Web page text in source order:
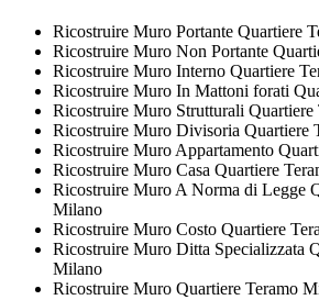
Ricostruire Muro Portante Quartiere
Ricostruire Muro Non Portante
Ricostruire Muro Interno Quartiere
Ricostruire Muro In Mattoni forati
Ricostruire Muro Strutturali
Ricostruire Muro Divisoria Quartiere
Ricostruire Muro Appartamento
Ricostruire Muro Casa Quartiere
Ricostruire Muro A Norma di Legge
Milano
Ricostruire Muro Costo Quartiere
Ricostruire Muro Ditta Specializzata
Milano
Ricostruire Muro Quartiere Teramo